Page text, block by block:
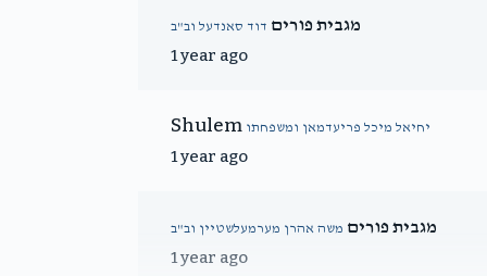
מגבית פורים דוד סאנדעל וב"ב
1 year ago
Shulem יחיאל מיכל פריעדמאן ומשפחתו
1 year ago
מגבית פורים משה אהרן מערמעלשטיין וב"ב
1 year ago